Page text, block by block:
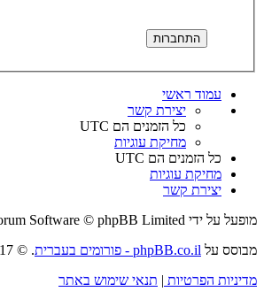
עמוד ראשי
יצירת קשר
כל הזמנים הם UTC
מחיקת עוגיות
כל הזמנים הם UTC
מחיקת עוגיות
יצירת קשר
מופעל על ידי Software © phpBB Limited
מבוסס על phpBB.co.il - פורומים בעברית
. © 2017 - phpBB.co.il.
מדיניות הפרטיות | תנאי שימוש באתר